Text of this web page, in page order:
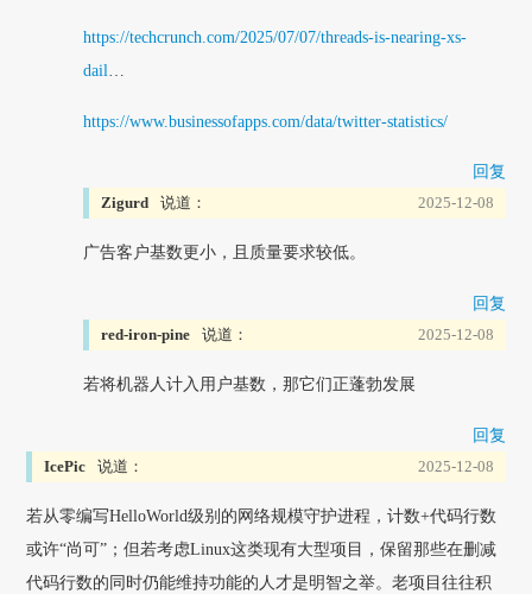
https://techcrunch.com/2025/07/07/threads-is-nearing-xs-
dail…
https://www.businessofapps.com/data/twitter-statistics/
回复
Zigurd 说道： 2025-12-08
广告客户基数更小，且质量要求较低。
回复
red-iron-pine 说道： 2025-12-08
若将机器人计入用户基数，那它们正蓬勃发展
回复
IcePic 说道： 2025-12-08
若从零编写HelloWorld级别的网络规模守护进程，计数+代码行数
或许“尚可”；但若考虑Linux这类现有大型项目，保留那些在删减
代码行数的同时仍能维持功能的人才是明智之举。老项目往往积